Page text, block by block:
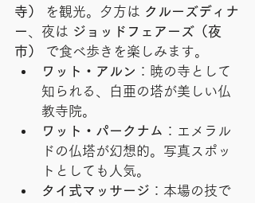
寺）
を観光。夕方は クルーズディナ
ー
、夜は ジョッドフェアーズ（夜
市）
で食べ歩きを楽しみます。
ワット・アルン ：暁の寺として
知られる、白亜の塔が美しい仏
教寺院。
ワット・パークナム ：エメラル
ドの仏塔が幻想的。写真スポッ
トとしても人気。
タイ式マッサージ ：本場の技で